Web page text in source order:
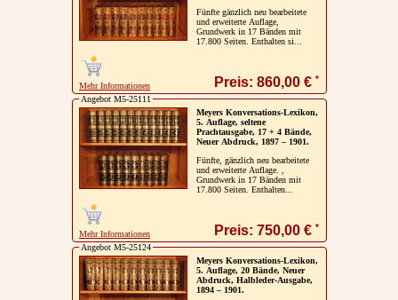
Fünfte gänzlich neu bearbeitete
und erweiterte Auflage,
Grundwerk in 17 Bänden mit
17.800 Seiten. Enthalten si...
Mehr Informationen Preis: 860,00 € *
Angebot M5-25111
Meyers Konversations-Lexikon,
5. Auflage, seltene
Prachtausgabe, 17 + 4 Bände,
Neuer Abdruck, 1897 – 1901.
Fünfte, gänzlich neu bearbeitete
und erweiterte Auflage. ,
Grundwerk in 17 Bänden mit
17.800 Seiten. Enthalten...
Mehr Informationen Preis: 750,00 € *
Angebot M5-25124
Meyers Konversations-Lexikon,
5. Auflage, 20 Bände, Neuer
Abdruck, Halbleder-Ausgabe,
1894 – 1901.